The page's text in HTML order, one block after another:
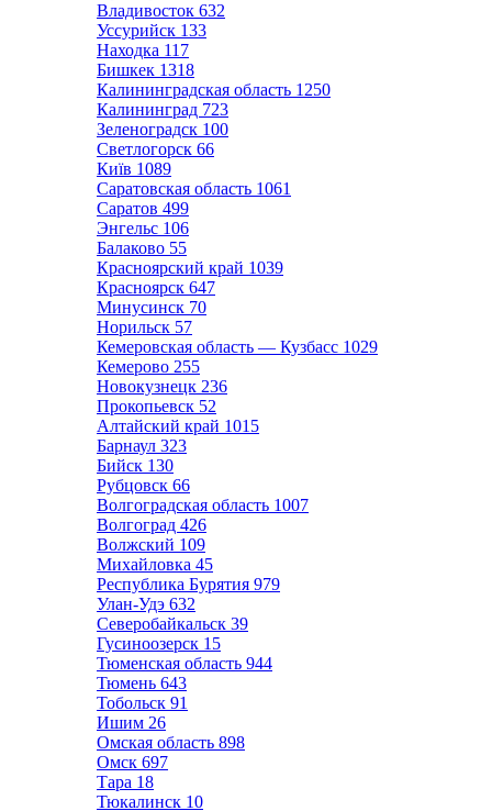
Владивосток 632
Уссурийск 133
Находка 117
Бишкек 1318
Калининградская область 1250
Калининград 723
Зеленоградск 100
Светлогорск 66
Київ 1089
Саратовская область 1061
Саратов 499
Энгельс 106
Балаково 55
Красноярский край 1039
Красноярск 647
Минусинск 70
Норильск 57
Кемеровская область — Кузбасс 1029
Кемерово 255
Новокузнецк 236
Прокопьевск 52
Алтайский край 1015
Барнаул 323
Бийск 130
Рубцовск 66
Волгоградская область 1007
Волгоград 426
Волжский 109
Михайловка 45
Республика Бурятия 979
Улан-Удэ 632
Северобайкальск 39
Гусиноозерск 15
Тюменская область 944
Тюмень 643
Тобольск 91
Ишим 26
Омская область 898
Омск 697
Тара 18
Тюкалинск 10